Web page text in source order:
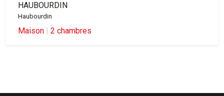
HAUBOURDIN
Haubourdin
Maison | 2 chambres